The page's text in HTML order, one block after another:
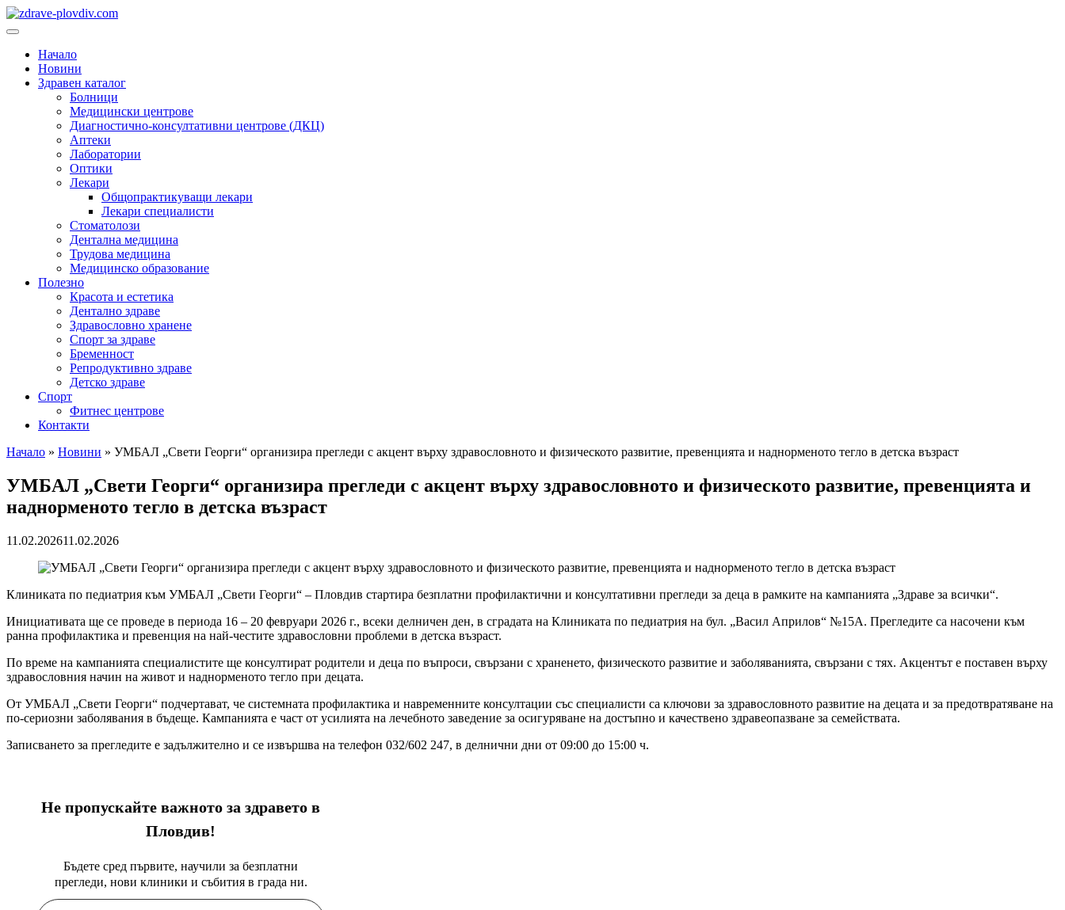
Преминете
към
Основно
Начало
Новини
Здравен каталог
Болници
Медицински центрове
Диагностично-консултативни центрове (ДКЦ)
Аптеки
Лаборатории
Оптики
Лекари
Общопрактикуващи лекари
Лекари специалисти
Стоматолози
Дентална медицина
Трудова медицина
Медицинско образование
Полезно
Красота и естетика
Дентално здраве
Здравословно хранене
Спорт за здраве
Бременност
Репродуктивно здраве
Детско здраве
Спорт
Фитнес центрове
Контакти
Начало » Новини » УМБАЛ „Свети Георги“ организира прегледи с акцент върху здравословното и физическото развитие, превенцията и наднорменото тегло в детска възраст
УМБАЛ „Свети Георги“ организира прегледи с акцент върху здравословното и физическото развитие, превенцията и
наднорменото тегло в детска възраст
11.02.202611.02.2026
Клиниката по педиатрия към УМБАЛ „Свети Георги“ – Пловдив стартира безплатни профилактични и консултативни прегледи за деца в рамките на кампанията „Здраве за всички“.
Инициативата ще се проведе в периода 16 – 20 февруари 2026 г., всеки делничен ден, в сградата на Клиниката по педиатрия на бул. „Васил Априлов“ №15А. Прегледите са насочени към
ранна профилактика и превенция на най-честите здравословни проблеми в детска възраст.
По време на кампанията специалистите ще консултират родители и деца по въпроси, свързани с храненето, физическото развитие и заболяванията, свързани с тях. Акцентът е поставен върху
здравословния начин на живот и наднорменото тегло при децата.
От УМБАЛ „Свети Георги“ подчертават, че системната профилактика и навременните консултации със специалисти са ключови за здравословното развитие на децата и за предотвратяване на
по-сериозни заболявания в бъдеще. Кампанията е част от усилията на лечебното заведение за осигуряване на достъпно и качествено здравеопазване за семействата.
Записването за прегледите е задължително и се извършва на телефон 032/602 247, в делнични дни от 09:00 до 15:00 ч.
Не пропускайте важното за здравето в
Пловдив!
Бъдете сред първите, научили за безплатни
прегледи, нови клиники и събития в града ни.